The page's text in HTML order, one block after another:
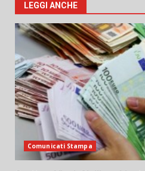
LEGGI ANCHE
Comunicati Stampa